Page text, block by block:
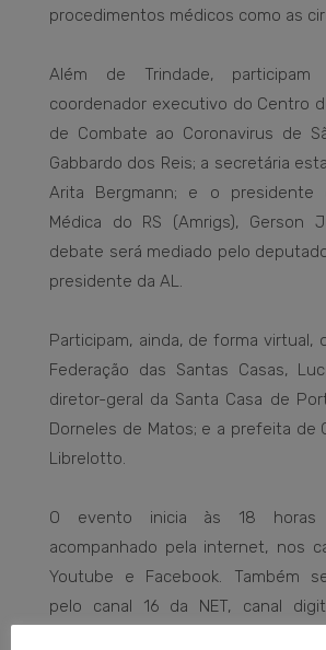
procedimentos médicos como as
Além de Trindade,
coordenador executivo do Centro
de Combate ao Coronavirus de
Gabbardo dos Reis; a secretária
Arita Bergmann; e o presidente
Médica do RS (Amrigs), Gerson
debate será mediado pelo
presidente da AL.
Participam, ainda, de forma virtual,
Federação das Santas Casas,
diretor-geral da Santa Casa de
Dorneles de Matos; e a prefeita de
Librelotto.
O evento inicia às 18
acompanhado pela internet, nos
Youtube e Facebook. Também
pelo canal 16 da NET, canal